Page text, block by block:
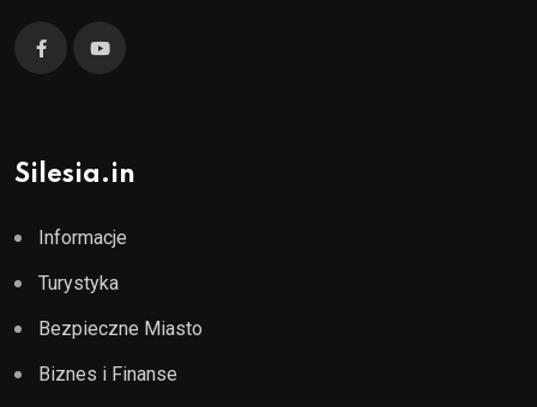
Silesia.in
Informacje
Turystyka
Bezpieczne Miasto
Biznes i Finanse